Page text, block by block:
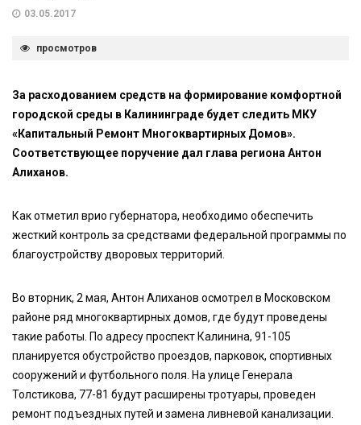
03.05.2017
просмотров
За расходованием средств на формирование комфортной
городской среды в Калининграде будет следить МКУ
«Капитальный Ремонт Многоквартирных Домов».
Соответствующее поручение дал глава региона Антон
Алиханов.
Как отметил врио губернатора, необходимо обеспечить
жесткий контроль за средствами федеральной программы по
благоустройству дворовых территорий.
Во вторник, 2 мая, Антон Алиханов осмотрел в Московском
районе ряд многоквартирных домов, где будут проведены
такие работы. По адресу проспект Калинина, 91-105
планируется обустройство проездов, парковок, спортивных
сооружений и футбольного поля. На улице Генерала
Толстикова, 77-81 будут расширены тротуары, проведен
ремонт подъездных путей и замена ливневой канализации.